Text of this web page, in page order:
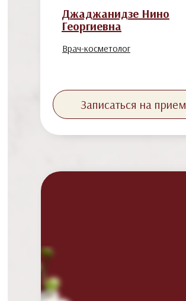
Джаджанидзе Нино
Георгиевна
Врач-косметолог
Записаться на прием